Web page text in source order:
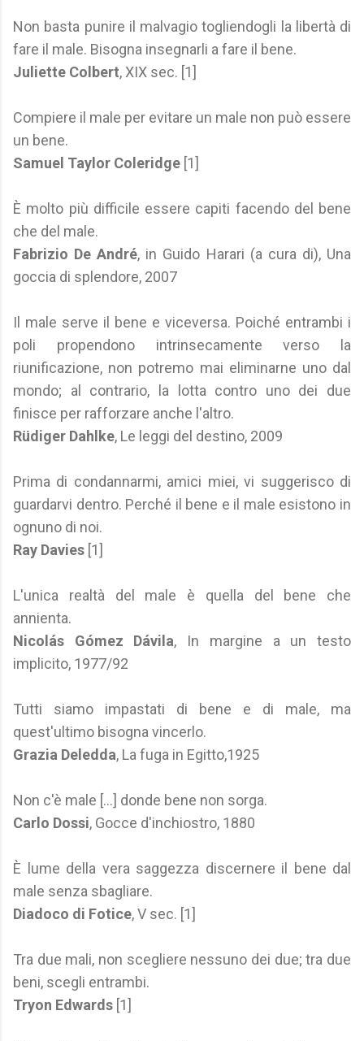
Non basta punire il malvagio togliendogli la libertà di
fare il male. Bisogna insegnarli a fare il bene.
Juliette Colbert, XIX sec. [1]
Compiere il male per evitare un male non può essere
un bene.
Samuel Taylor Coleridge [1]
È molto più difficile essere capiti facendo del bene
che del male.
Fabrizio De André, in Guido Harari (a cura di), Una
goccia di splendore, 2007
Il male serve il bene e viceversa. Poiché entrambi i
poli propendono intrinsecamente verso la
riunificazione, non potremo mai eliminarne uno dal
mondo; al contrario, la lotta contro uno dei due
finisce per rafforzare anche l'altro.
Rüdiger Dahlke, Le leggi del destino, 2009
Prima di condannarmi, amici miei, vi suggerisco di
guardarvi dentro. Perché il bene e il male esistono in
ognuno di noi.
Ray Davies [1]
L'unica realtà del male è quella del bene che
annienta.
Nicolás Gómez Dávila, In margine a un testo
implicito, 1977/92
Tutti siamo impastati di bene e di male, ma
quest'ultimo bisogna vincerlo.
Grazia Deledda, La fuga in Egitto,1925
Non c'è male [...] donde bene non sorga.
Carlo Dossi, Gocce d'inchiostro, 1880
È lume della vera saggezza discernere il bene dal
male senza sbagliare.
Diadoco di Fotice, V sec. [1]
Tra due mali, non scegliere nessuno dei due; tra due
beni, scegli entrambi.
Tryon Edwards [1]